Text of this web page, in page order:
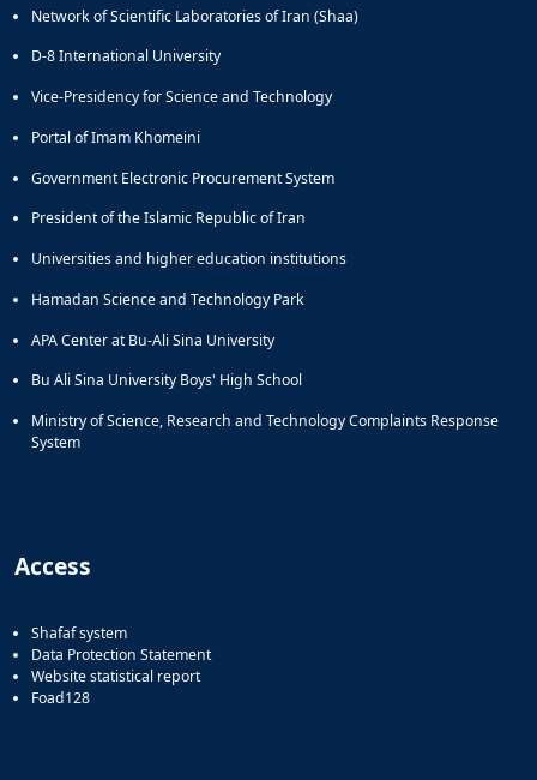
Network of Scientific Laboratories of Iran (Shaa)
D-8 International University
Vice-Presidency for Science and Technology
Portal of Imam Khomeini
Government Electronic Procurement System
President of the Islamic Republic of Iran
Universities and higher education institutions
Hamadan Science and Technology Park
APA Center at Bu-Ali Sina University
Bu Ali Sina University Boys' High School
Ministry of Science, Research and Technology Complaints Response
System
Access
Shafaf system
Data Protection Statement
Website statistical report
Foad128